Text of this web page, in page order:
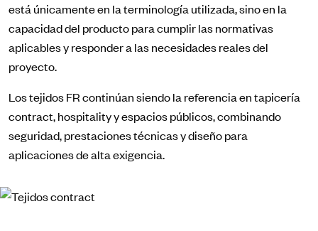
está únicamente en la terminología utilizada, sino en la
capacidad del producto para cumplir las normativas
aplicables y responder a las necesidades reales del
proyecto.
Los tejidos FR continúan siendo la referencia en tapicería
contract, hospitality y espacios públicos, combinando
seguridad, prestaciones técnicas y diseño para
aplicaciones de alta exigencia.